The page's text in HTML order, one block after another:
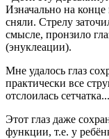
Изначально на
сняли. Стрелу
смысле, пронзило
(энуклеации).
Мне удалось глаз
практически все
отслоилась
Этот глаз даже
функции, т.е. у